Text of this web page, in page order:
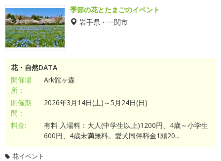
季節の花とたまごのイベント
岩手県・一関市
花・自然DATA
開催場
所：
Ark館ヶ森
開催期
間：
2026年3月14日(土)～5月24日(日)
料金:
有料 入場料：大人(中学生以上)1200円、4歳～小学生
600円、4歳未満無料。愛犬同伴料金1頭20...
花イベント